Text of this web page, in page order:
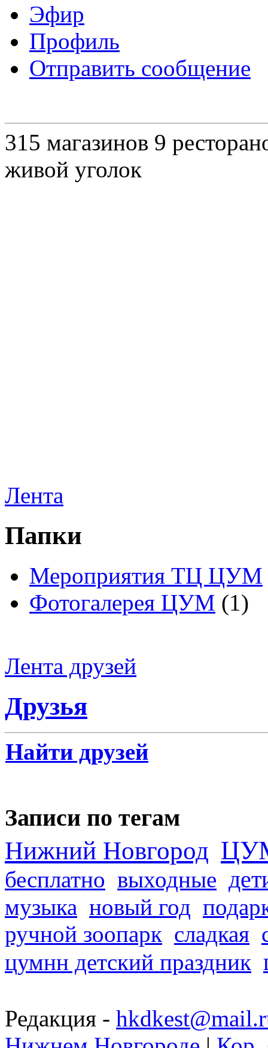
Эфир
Профиль
Отправить сообщение
315 магазинов 9
живой уголок
Лента
Папки
Мероприятия ТЦ ЦУМ
Фотогалерея ЦУМ (1)
Лента друзей
Друзья
Найти друзей
Записи по тегам
Нижний Новгород
бесплатно выходные
музыка новый год
ручной зоопарк сладкая
цумнн детский праздник
Редакция -